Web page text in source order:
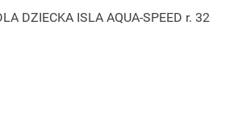
DZIECKA ISLA AQUA-SPEED r. 32